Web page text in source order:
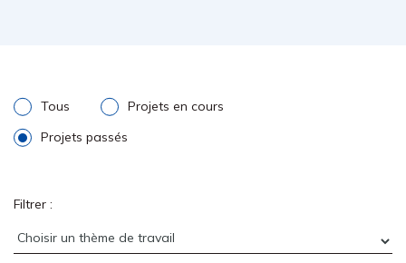
Tous
Projets en cours
Projets passés
Filtrer :